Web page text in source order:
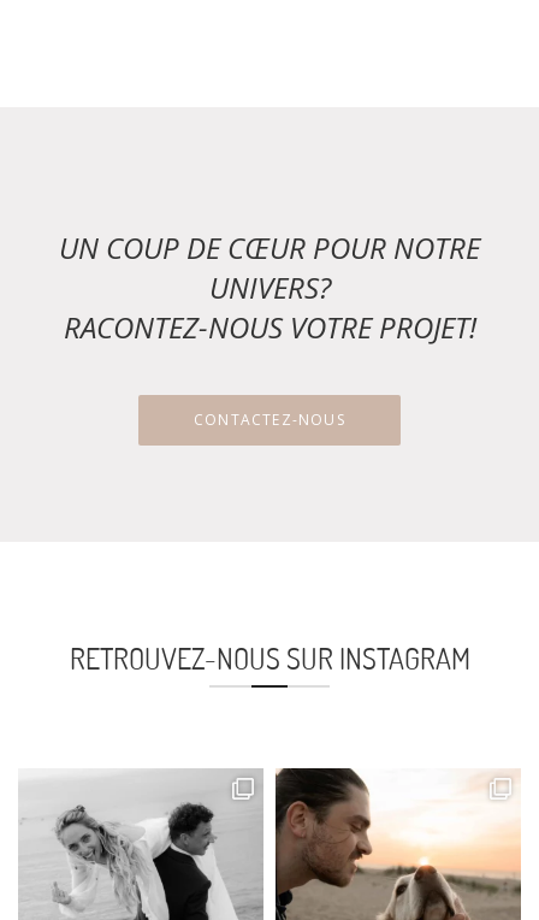
UN COUP DE CŒUR POUR NOTRE
UNIVERS?
RACONTEZ-NOUS VOTRE PROJET!
CONTACTEZ-NOUS
RETROUVEZ-NOUS SUR INSTAGRAM